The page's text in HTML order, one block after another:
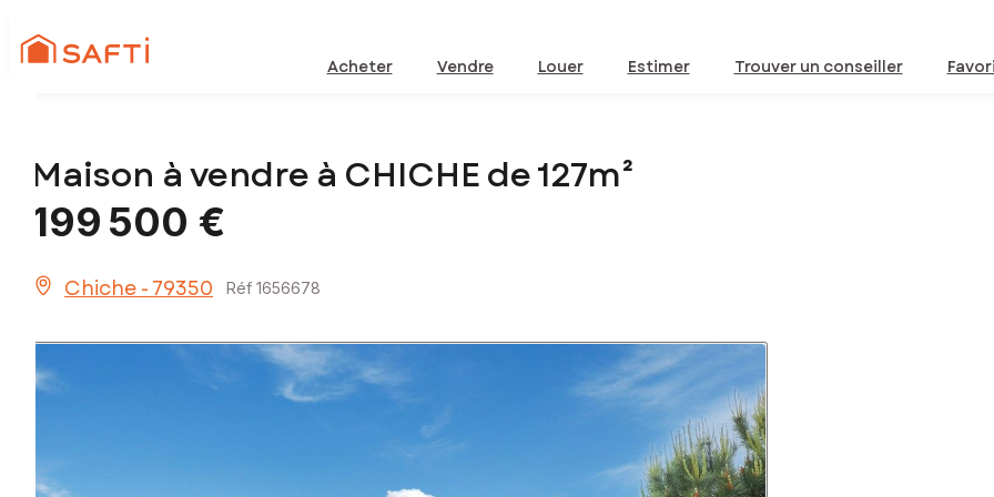
Acheter Vendre Louer Estimer Trouver un conseiller
Maison à vendre à CHICHE de 127m²
199 500 €
Chiche - 79350 Réf 1656678